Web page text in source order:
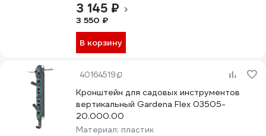
3 145 ₽
3 550 ₽
В корзину
40164519
Кронштейн для садовых инструментов
вертикальный Gardena Flex 03505-
20.000.00
Материал: пластик